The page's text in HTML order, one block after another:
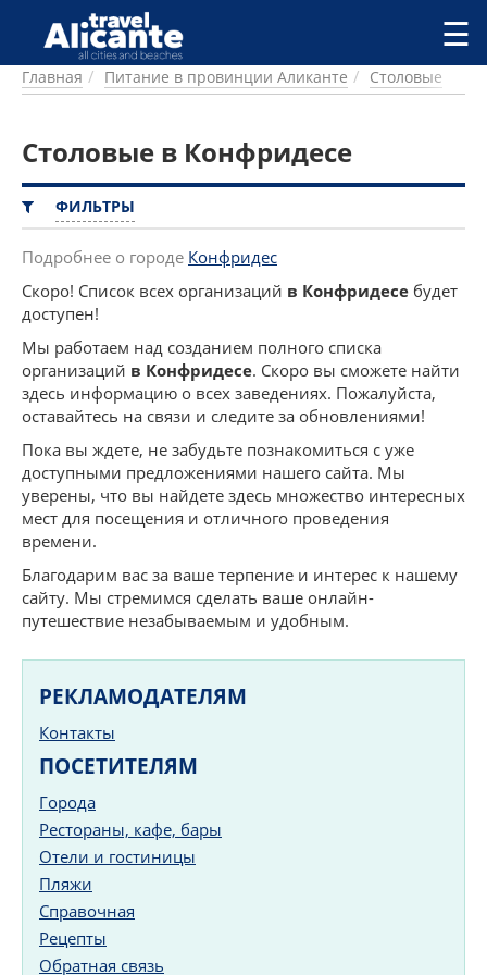
Перейти к основному содержанию
ГОРОДА
ПИТАНИЕ
ПЛЯЖИ
ДОСТОПРИМЕЧАТЕЛЬНОСТИ
КЕМПИНГ
КОМАРКИ (РАЙОНЫ)
РЕЦЕПТЫ
ПРЕДЛОЖЕНИЯ
СТАТЬИ
УСЛУГИ
☰
Главная Питание в провинции Аликанте Столовые
Столовые в Конфридесе
ФИЛЬТРЫ
Подробнее о городе Конфридес
Скоро! Список всех организаций в Конфридесе будет
доступен!
Мы работаем над созданием полного списка
организаций в Конфридесе. Скоро вы сможете найти
здесь информацию о всех заведениях. Пожалуйста,
оставайтесь на связи и следите за обновлениями!
Пока вы ждете, не забудьте познакомиться с уже
доступными предложениями нашего сайта. Мы
уверены, что вы найдете здесь множество интересных
мест для посещения и отличного проведения
времени.
Благодарим вас за ваше терпение и интерес к нашему
сайту. Мы стремимся сделать ваше онлайн-
путешествие незабываемым и удобным.
РЕКЛАМОДАТЕЛЯМ
Контакты
ПОСЕТИТЕЛЯМ
Города
Рестораны, кафе, бары
Отели и гостиницы
Пляжи
Справочная
Рецепты
Обратная связь